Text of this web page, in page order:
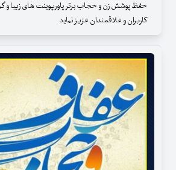
حفظ پوشش زن و حجاب برتر پاورپوینت های زیبا و
کاربران و علاقمندان عزیز نماید